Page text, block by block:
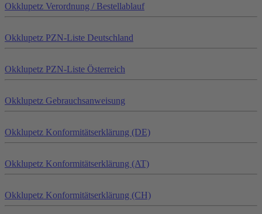
Okklupetz Verordnung / Bestellablauf
Okklupetz PZN-Liste Deutschland
Okklupetz PZN-Liste Österreich
Okklupetz Gebrauchsanweisung
Okklupetz Konformitätserklärung (DE)
Okklupetz Konformitätserklärung (AT)
Okklupetz Konformitätserklärung (CH)